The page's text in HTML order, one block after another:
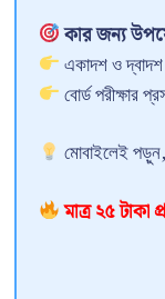
কার জন্য
একাদশ ও
বোর্ড পরীক্ষার
মোবাইলেই
মাত্র ২৫ টাকা